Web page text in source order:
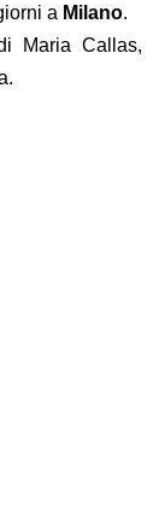
a Milano.
Maria Callas,